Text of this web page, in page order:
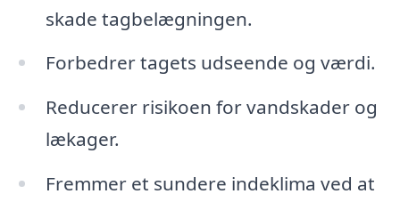
skade tagbelægningen.
Forbedrer tagets udseende og værdi.
Reducerer risikoen for vandskader og
lækager.
Fremmer et sundere indeklima ved at